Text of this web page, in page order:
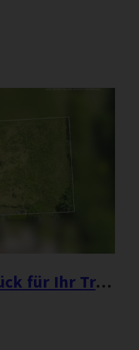
Großes Baugrundstück für Ihr Traumhaus